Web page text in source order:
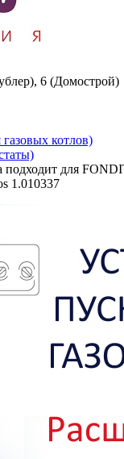
6 (Домострой)
котлов)
подходит для
1.010337